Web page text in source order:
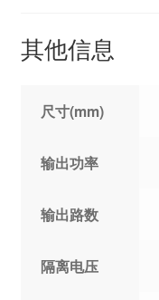
其他信息
尺寸(mm)
输出功率
输出路数
隔离电压